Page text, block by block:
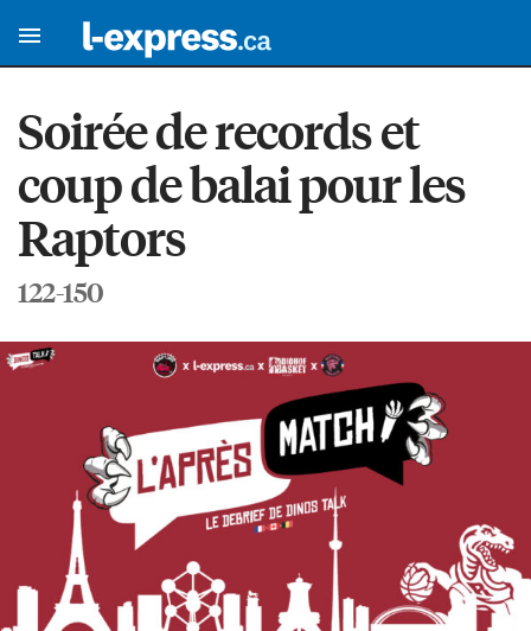
Soirée de records et
coup de balai pour les
Raptors
122-150